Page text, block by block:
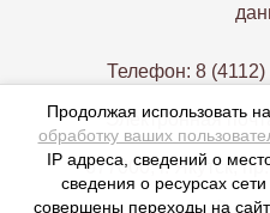
Телефон: 8
Электронная
677000, г. Якутск,
Продолжая использовать
обработку ваших
IP адреса, сведений о
сведения о ресурсах
совершены переходы на